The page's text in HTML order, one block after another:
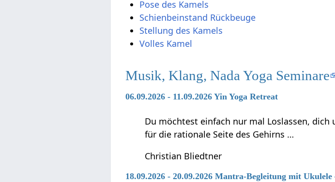
Pose des Kamels
Schienbeinstand Rückbeuge
Stellung des Kamels
Volles Kamel
Musik, Klang, Nada Yoga Seminare
06.09.2026 - 11.09.2026 Yin Yoga Retreat
Du möchtest einfach nur mal Loslassen,
für die rationale Seite des Gehirns …
Christian Bliedtner
18.09.2026 - 20.09.2026 Mantra-Begleitung mit